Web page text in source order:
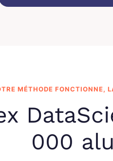
MÉTHODE FONCTIONNE,
000